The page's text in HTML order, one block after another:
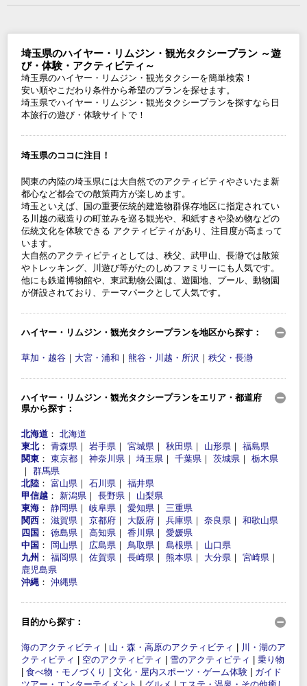
埼玉県のハイヤー・リムジン・観光タクシープラン ～遊
び・体験・アクティビティ～
埼玉県のハイヤー・リムジン・観光タクシーを簡単検索！
安い順やこだわり条件から希望のプランを探せます。
埼玉県でハイヤー・リムジン・観光タクシープランを探すなら日
本旅行の遊び・体験サイトで！
埼玉県のココに注目！
関東の内陸の埼玉県には大自然でのアクティビティやさいたま新
都心など都会での散策両方が楽しめます。
埼玉といえば、国の重要伝統的建造物群保存地区に指定されてい
る川越の蔵造りの町並みを巡る観光や、和紙すきや染め物などの
伝統文化を体験できる アクティビティがあり、注目度が高まって
います。
大自然のアクティビティとしては、秩父、武甲山、長瀞では散策
やトレッキング、川遊び等がたのしめファミリーにも人気です。
他にも鉄道博物館や、東武動物公園は、遊園地、プール、動物園
が併設されており、テーマパークとして人気です。
ハイヤー・リムジン・観光タクシープランを地区から探す：
草加・越谷 ｜ 大宮・浦和 ｜ 熊谷・川越・所沢 ｜ 秩父・長瀞
ハイヤー・リムジン・観光タクシープランをエリア・都道府
県から探す：
北海道 ： 北海道
東北： 青森県 ｜ 岩手県 ｜ 宮城県 ｜ 秋田県 ｜ 山形県 ｜ 福島県
関東 ： 東京都 ｜ 神奈川県 ｜ 埼玉県 ｜ 千葉県 ｜ 茨城県 ｜ 栃木県
｜ 群馬県
北陸 ： 富山県 ｜ 石川県 ｜ 福井県
甲信越 ： 新潟県 ｜ 長野県 ｜ 山梨県
東海 ： 静岡県 ｜ 岐阜県 ｜ 愛知県 ｜ 三重県
関西 ： 滋賀県 ｜ 京都府 ｜ 大阪府 ｜ 兵庫県 ｜ 奈良県 ｜ 和歌山県
四国 ： 徳島県 ｜ 高知県 ｜ 香川県 ｜ 愛媛県
中国 ： 岡山県 ｜ 広島県 ｜ 鳥取県 ｜ 島根県 ｜ 山口県
九州 ： 福岡県 ｜ 佐賀県 ｜ 長崎県 ｜ 熊本県 ｜ 大分県 ｜ 宮崎県 ｜
鹿児島県
沖縄 ： 沖縄県
目的から探す：
海のアクティビティ 山・森・高原のアクティビティ
川・湖のア
クティビティ
空のアクティビティ 雪のアクティビティ
乗り物
食べ物・モノづくり 文化・屋内スポーツ・ゲーム体験
ガイド